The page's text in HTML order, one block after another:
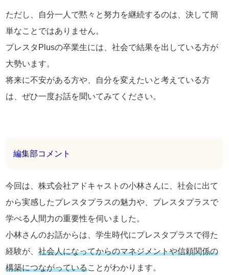
ただし、自分一人で黙々と努力を継続するのは、決して簡
単なことではありません。
プレスタPlusの卒業生には、社会で結果を出している方が
大勢います。
将来に不安がある方や、自分を変えたいと考えている方
は、ぜひ一度お話を聞いてみてください。
編集部コメント
今回は、株式会社アドキャストの小林さんに、社会に出て
から実感したプレスタプラスの魅力や、プレスタプラスで
学べる人間力の重要性を伺いました。
小林さんのお話からは、学生時代にプレスタプラスで得た
経験が、社会人になってからのマネジメントや信頼関係の
構築につながっていることがわかります。